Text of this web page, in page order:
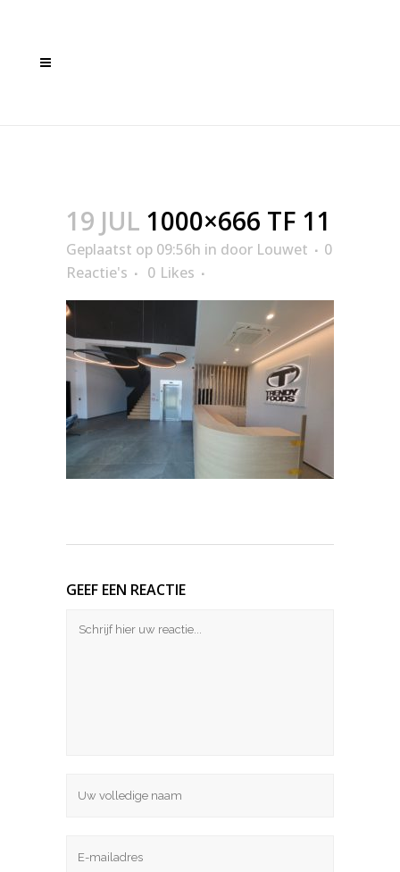
19 JUL 1000×666 TF 11
Geplaatst op 09:56h in door Louwet
0
Reactie's
0 Likes
GEEF EEN REACTIE